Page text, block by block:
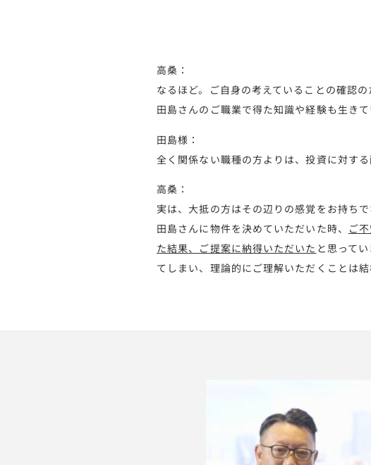
高桑：
なるほど。ご自身の考えていることの確認
田島さんのご職業で得た知識や経験も生き
田島様：
全く関係ない職種の方よりは、投資に対す
高桑：
実は、大抵の方はその辺りの感覚をお持ちで
田島さんに物件を決めていただいた時、 ご
た結果、ご提案に納得いただいた と思って
てしまい、理論的にご理解いただくことは結